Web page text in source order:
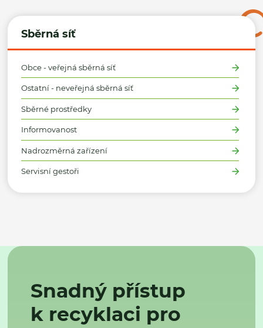
Sběrná síť
Obce - veřejná sběrná síť
Ostatní - neveřejná sběrná síť
Sběrné prostředky
Informovanost
Nadrozměrná zařízení
Servisní gestoři
Snadný přístup
k recyklaci pro